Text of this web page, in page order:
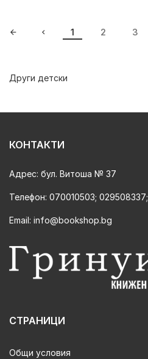
1 2 3
Други детски
КОНТАКТИ
Адрес: бул. Витоша № 37
Телефон: 070010503; 029508337;
Email: info@bookshop.bg
СТРАНИЦИ
Общи условия